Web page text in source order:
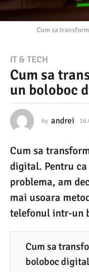
Cum sa
1
6
.
1
2
0
2
1
1
6
IT & TECH
Cum sa
un boloboc
by andrei
Cum sa
digital. Pentru
problema, am
mai usoara
telefonul intr-un
Cum sa
boloboc